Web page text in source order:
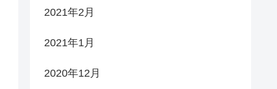
2021年2月
2021年1月
2020年12月